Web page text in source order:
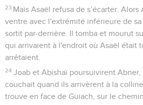
23 Mais Asaël refusa de s’écarter. Alors
ventre avec l'extrémité inférieure de
sortit par-derrière. Il tomba et mourut
qui arrivaient à l'endroit où Asaël était
arrêtaient.
24 Joab et Abishaï poursuivirent
couchait quand ils arrivèrent à la
trouve en face de Guiach, sur le